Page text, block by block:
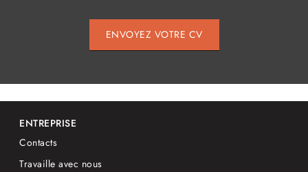
ENVOYEZ VOTRE CV
ENTREPRISE
Contacts
Travaille avec nous